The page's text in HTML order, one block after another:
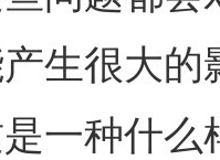
生很大的
一种什么